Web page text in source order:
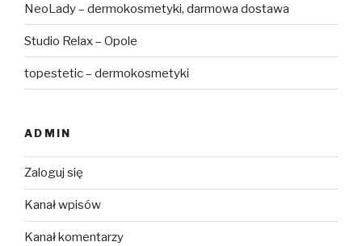
NeoLady – dermokosmetyki, darmowa dostawa
Studio Relax – Opole
topestetic – dermokosmetyki
ADMIN
Zaloguj się
Kanał wpisów
Kanał komentarzy